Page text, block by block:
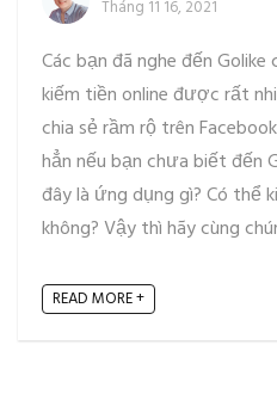
Tháng 11 16, 2021
Các bạn đã nghe đến
kiếm tiền online được rất
chia sẻ rầm rộ trên
hẳn nếu bạn chưa biết đến
đây là ứng dụng gì? Có thể
không? Vậy thì hãy cùng
READ MORE +